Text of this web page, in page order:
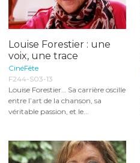
Louise Forestier : une
voix, une trace
CinéFête
F244-S03-13
Louise Forestier… Sa carrière oscille
entre l’art de la chanson, sa
véritable passion, et le...